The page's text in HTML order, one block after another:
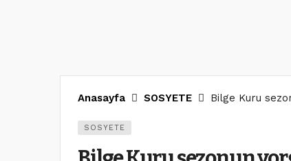
Anasayfa SOSYETE Bilge Kuru
SOSYETE